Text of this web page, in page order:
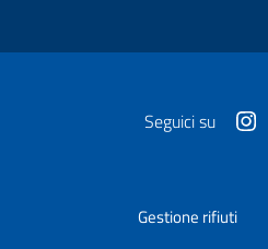
Seguici su
Gestione rifiuti